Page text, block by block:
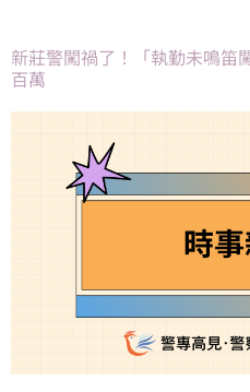
新莊警闖禍了！「執勤未鳴
百萬